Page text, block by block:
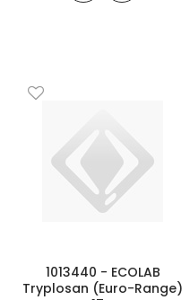
1013440 - ECOLAB
Tryplosan (Euro-Range)